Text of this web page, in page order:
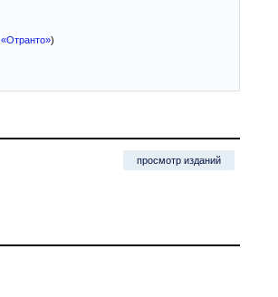
«Отранто»)
просмотр изданий